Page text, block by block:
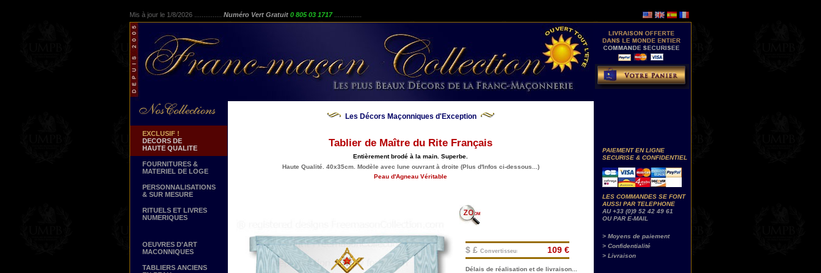
Mis à jour le 1/8/2026 ............... Numéro Vert Gratuit 0 805 03 1717
EXCLUSIF !
DECORS DE
HAUTE QUALITE
FOURNITURES &
MATERIEL DE LOGE
PERSONNALISATIONS
& SUR MESURE
RITUELS ET LIVRES
NUMERIQUES
OEUVRES D'ART
MACONNIQUES
TABLIERS ANCIENS
Les Décors Maçonniques d'Exception
Tablier de Maître du Rite Français
Entièrement brodé à la main. Superbe.
Haute Qualité. 40x35cm. Modèle avec lune ouvrant à droite (Plus d'Infos ci-dessous...)
Peau d'Agneau Véritable
$ £ Convertisseur.
Délais de réalisation et de livraison...
109 €
PAIEMENT EN LIGNE
SECURISE & CONFIDENTIEL
LES COMMANDES SE FONT
AUSSI PAR TELEPHONE
AU +33 (0)9 52 42 49 61
OU PAR E-MAIL
> Moyens de paiement
> Confidentialité
> Livraison